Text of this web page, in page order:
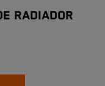
RADIADOR